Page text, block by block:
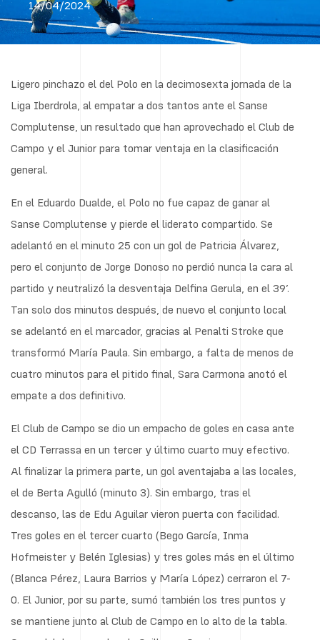
14/04/2024
Ligero pinchazo el del Polo en la decimosexta jornada de la
Liga Iberdrola, al empatar a dos tantos ante el Sanse
Complutense, un resultado que han aprovechado el Club de
Campo y el Junior para tomar ventaja en la clasificación
general.
En el Eduardo Dualde, el Polo no fue capaz de ganar al
Sanse Complutense y pierde el liderato compartido. Se
adelantó en el minuto 25 con un gol de Patricia Álvarez,
pero el conjunto de Jorge Donoso no perdió nunca la cara al
partido y neutralizó la desventaja Delfina Gerula, en el 39’.
Tan solo dos minutos después, de nuevo el conjunto local
se adelantó en el marcador, gracias al Penalti Stroke que
transformó María Paula. Sin embargo, a falta de menos de
cuatro minutos para el pitido final, Sara Carmona anotó el
empate a dos definitivo.
El Club de Campo se dio un empacho de goles en casa ante
el CD Terrassa en un tercer y último cuarto muy efectivo.
Al finalizar la primera parte, un gol aventajaba a las locales,
el de Berta Agulló (minuto 3). Sin embargo, tras el
descanso, las de Edu Aguilar vieron puerta con facilidad.
Tres goles en el tercer cuarto (Bego García, Inma
Hofmeister y Belén Iglesias) y tres goles más en el último
(Blanca Pérez, Laura Barrios y María López) cerraron el 7-
0. El Junior, por su parte, sumó también los tres puntos y
se mantiene junto al Club de Campo en lo alto de la tabla.